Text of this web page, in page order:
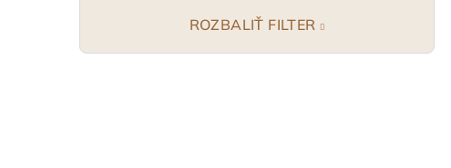
ROZBALIŤ FILTER